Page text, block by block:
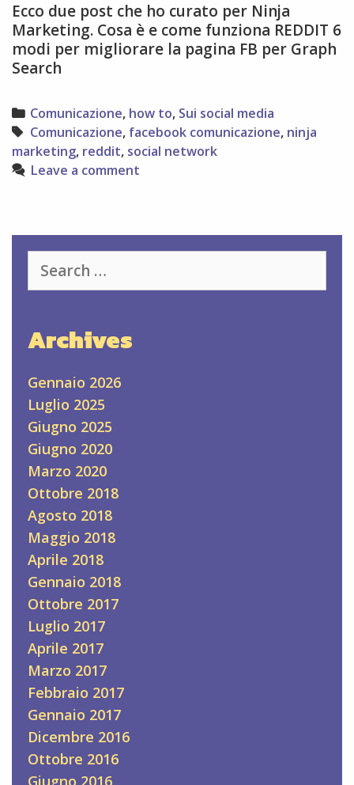
Ecco due post che ho curato per Ninja
Marketing. Cosa è e come funziona REDDIT 6
modi per migliorare la pagina FB per Graph
Search
Categories
Comunicazione, how to, Sui social media
Tags
Comunicazione, facebook comunicazione, ninja
marketing, reddit, social network
Leave a comment
for:
Archives
Gennaio 2026
Luglio 2025
Giugno 2025
Giugno 2020
Marzo 2020
Ottobre 2018
Agosto 2018
Maggio 2018
Aprile 2018
Gennaio 2018
Ottobre 2017
Luglio 2017
Aprile 2017
Marzo 2017
Febbraio 2017
Gennaio 2017
Dicembre 2016
Ottobre 2016
Giugno 2016